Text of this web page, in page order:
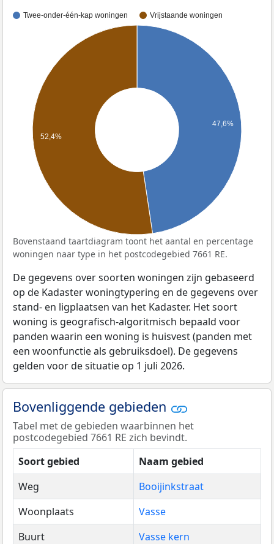
Twee-onder-één-kap woningen Vrijstaande woningen
47,6%
52,4%
Bovenstaand taartdiagram toont het aantal en percentage
woningen naar type in het postcodegebied 7661 RE.
De gegevens over soorten woningen zijn gebaseerd
op de Kadaster woningtypering en de gegevens over
stand- en ligplaatsen van het Kadaster. Het soort
woning is geografisch-algoritmisch bepaald voor
panden waarin een woning is huisvest (panden met
een woonfunctie als gebruiksdoel). De gegevens
gelden voor de situatie op 1 juli 2026.
Bovenliggende gebieden
Tabel met de gebieden waarbinnen het
postcodegebied 7661 RE zich bevindt.
Soort gebied
Naam gebied
Weg
Booijinkstraat
Woonplaats
Vasse
Buurt
Vasse kern